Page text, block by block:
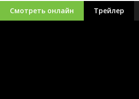
Смотреть онлайн Трейлер